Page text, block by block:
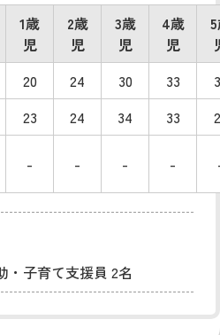
1歳
児
2歳
児
3歳
児
4歳
児
20 24 30 33
23 24 34 33
- - - -
・子育て支援員 2名